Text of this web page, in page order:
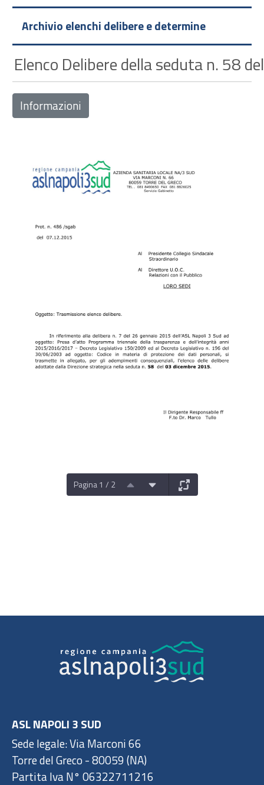
Archivio elenchi delibere e determine
Elenco Delibere della seduta n. 58
Informazioni
Pagina 1 / 2
ASL NAPOLI 3 SUD
Sede legale: Via Marconi 66
Torre del Greco - 80059 (NA)
Partita Iva N° 06322711216